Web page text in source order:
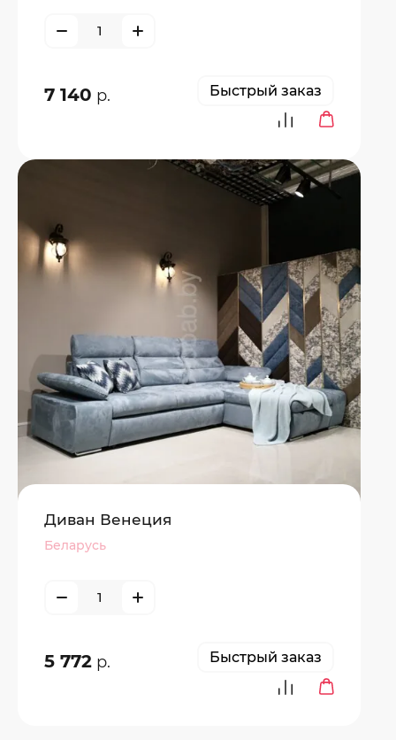
7 140 р. Быстрый заказ
Диван Венеция
Беларусь
5 772 р. Быстрый заказ